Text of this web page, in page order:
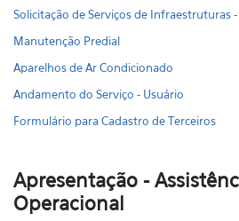
Solicitação de Serviços de Infraestruturas -
Manutenção Predial
Aparelhos de Ar Condicionado
Andamento do Serviço - Usuário
Formulário para Cadastro de Terceiros
Apresentação -
Operacional